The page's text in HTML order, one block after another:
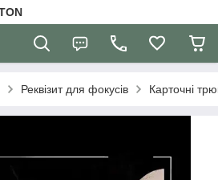
Реквізит для фокусів Карточні